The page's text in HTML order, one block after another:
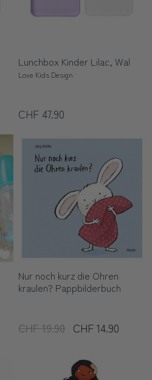
Lunchbox Kinder Lilac, Wal
Love Kids Design
CHF 47.90
Nur noch kurz die Ohren
kraulen? Pappbilderbuch
CHF 19.90 CHF 14.90